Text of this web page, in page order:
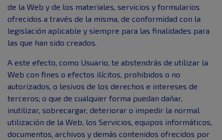
de la Web y de los materiales, servicios y formularios
ofrecidos a través de la misma, de conformidad con la
legislación aplicable y siempre para las finalidades para
las que han sido creados.
A este efecto, como Usuario, te abstendrás de utilizar la
Web con fines o efectos ilícitos, prohibidos o no
autorizados, o lesivos de los derechos e intereses de
terceros; o que de cualquier forma puedan dañar,
inutilizar, sobrecargar, deteriorar o impedir la normal
utilización de la Web, los Servicios, equipos informáticos,
documentos, archivos y demás contenidos ofrecidos por